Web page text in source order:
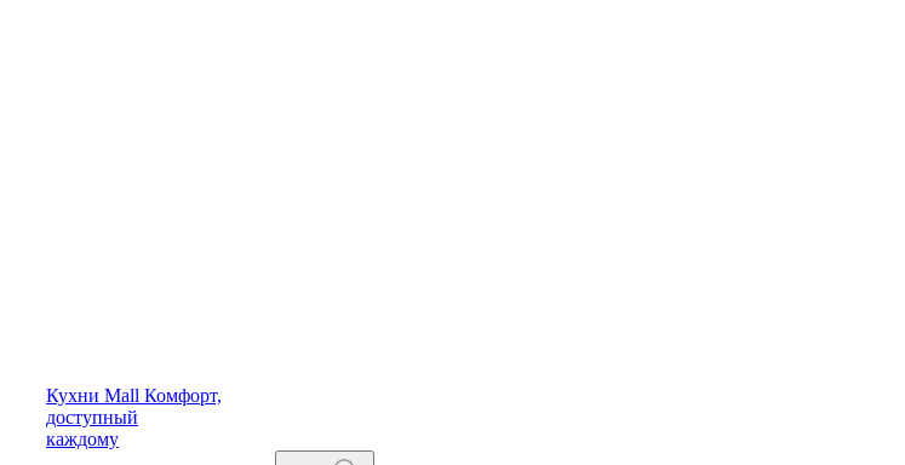
Кухни Mall Комфорт,
доступный
каждому